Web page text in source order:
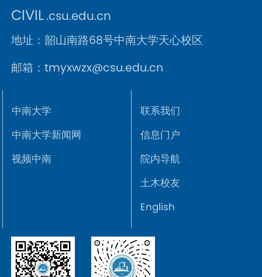
CIVIL.csu.edu.cn
地址：韶山南路68号中南大学天心校区
邮箱：tmyxwzx@csu.edu.cn
中南大学
中南大学新闻网
视频中南
联系我们
信息门户
院内导航
土木校友
English